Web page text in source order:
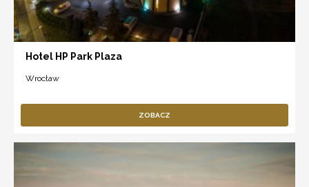
Hotel HP Park Plaza
Wrocław
ZOBACZ